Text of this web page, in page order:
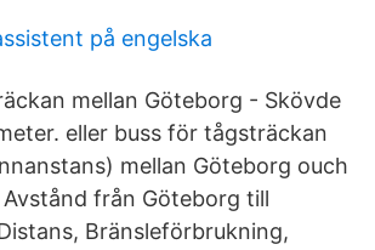
på engelska
mellan Göteborg - Skövde
eller buss för tågsträckan
mellan Göteborg ouch
från Göteborg till
Bränsleförbrukning,